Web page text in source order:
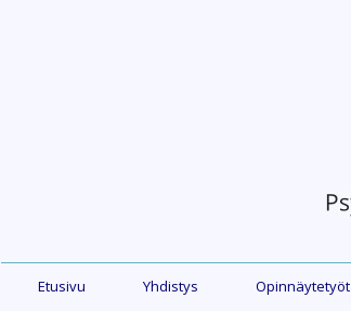
Etusivu Yhdistys Opinnäytetyöt